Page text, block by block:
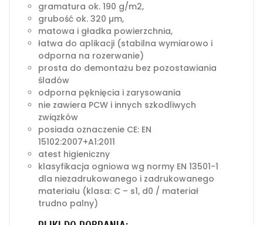
gramatura ok. 190 g/m2,
grubość ok. 320 µm,
matowa i gładka powierzchnia,
łatwa do aplikacji (stabilna wymiarowo i
odporna na rozerwanie)
prosta do demontażu bez pozostawiania
śladów
odporna pęknięcia i zarysowania
nie zawiera PCW i innych szkodliwych
związków
posiada oznaczenie CE: EN
15102:2007+A1:2011
atest higieniczny
klasyfikacja ogniowa wg normy EN 13501-1
dla niezadrukowanego i zadrukowanego
materiału (klasa: C – s1, d0 / materiał
trudno palny)